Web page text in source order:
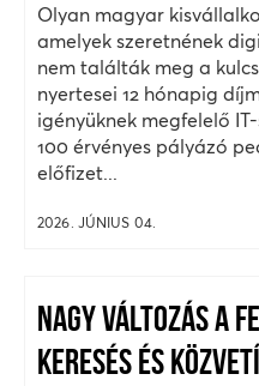
Olyan magyar
amelyek szeretnének
nem találták meg a
nyertesei 12 hónapig
igényüknek megfelelő
100 érvényes pályázó
előfizet...
2026. JÚNIUS 04.
NAGY VÁLTOZÁS A
KERESÉS ÉS